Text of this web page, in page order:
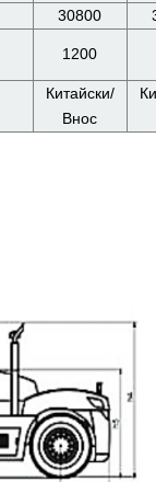
30800
1200
Китайски/
Внос